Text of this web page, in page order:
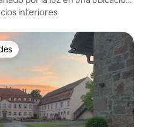
interiores
entre huéspedes